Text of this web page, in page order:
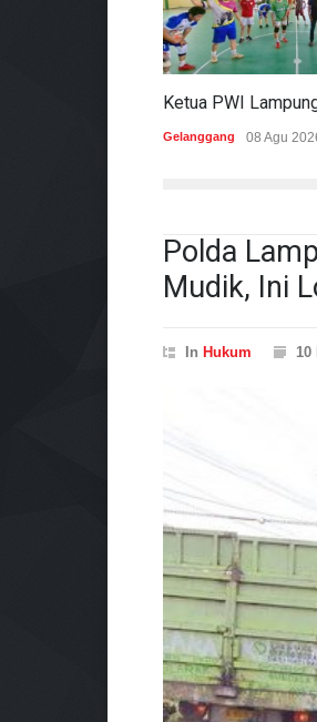
Gelanggang 08 Agu
Polda
Mudik, Ini
In Hukum 10